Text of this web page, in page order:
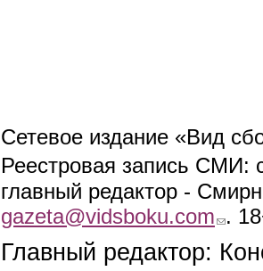
Сетевое издание «Вид
Реестровая запись СМИ:
главный редактор -
gazeta@vidsboku.com (link sends
.
Главный редактор: